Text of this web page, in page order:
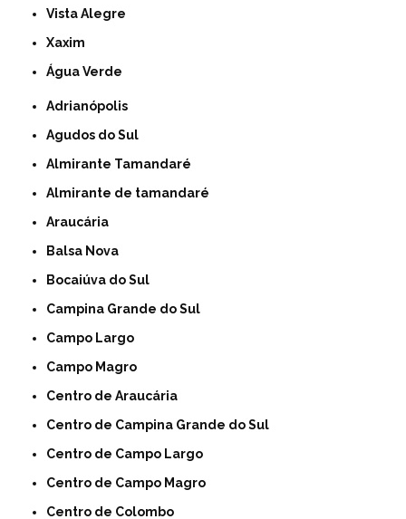
Vista Alegre
Xaxim
Água Verde
Adrianópolis
Agudos do Sul
Almirante Tamandaré
Almirante de tamandaré
Araucária
Balsa Nova
Bocaiúva do Sul
Campina Grande do Sul
Campo Largo
Campo Magro
Centro de Araucária
Centro de Campina Grande do Sul
Centro de Campo Largo
Centro de Campo Magro
Centro de Colombo